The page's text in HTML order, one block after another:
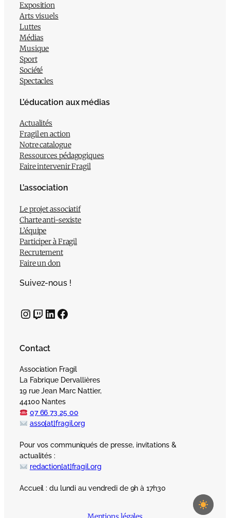
Exposition
Arts visuels
Luttes
Médias
Musique
Sport
Société
Spectacles
L’éducation aux médias
Actualités
Fragil en action
Notre catalogue
Ressources pédagogiques
Faire intervenir Fragil
L’association
Le projet associatif
Charte anti-sexiste
L’équipe
Participer à Fragil
Recrutement
Faire un don
Suivez-nous !
InstagramTwitch LinkedIn Facebook
Contact
Association Fragil
La Fabrique Dervallières
19 rue Jean Marc Nattier,
44100 Nantes
07 66 73 25 00
asso[at]fragil.org
Pour vos communiqués de presse, invitations &
actualités :
redaction[at]fragil.org
Accueil : du lundi au vendredi de 9h à 17h30